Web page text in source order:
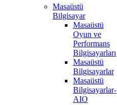
Masaüstü
Bilgisayar
Masaüstü
Oyun ve
Performans
Bilgisayarları
Masaüstü
Bilgisayarlar
Masaüstü
Bilgisayarlar-
AIO